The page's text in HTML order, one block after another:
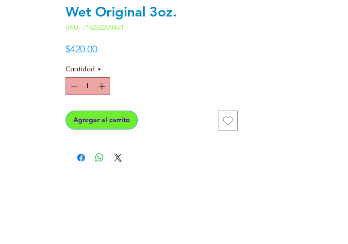
Wet Original 3oz.
SKU: 716222203463
$420.00Precio
Cantidad *
Agregar al carrito